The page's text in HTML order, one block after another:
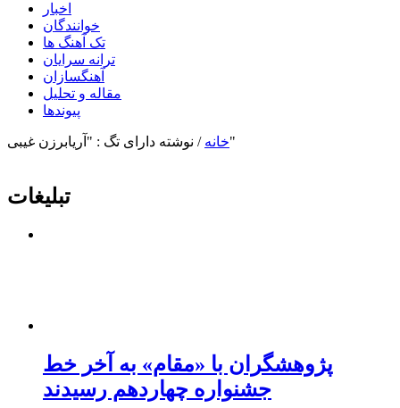
اخبار
خوانندگان
تک آهنگ ها
ترانه سرایان
آهنگسازان
مقاله و تحلیل
پیوندها
خانه / نوشته دارای تگ : "آریابرزن غیبی"
تبلیغات
پژوهشگران با «مقام» به آخر خط
جشنواره چهاردهم رسیدند